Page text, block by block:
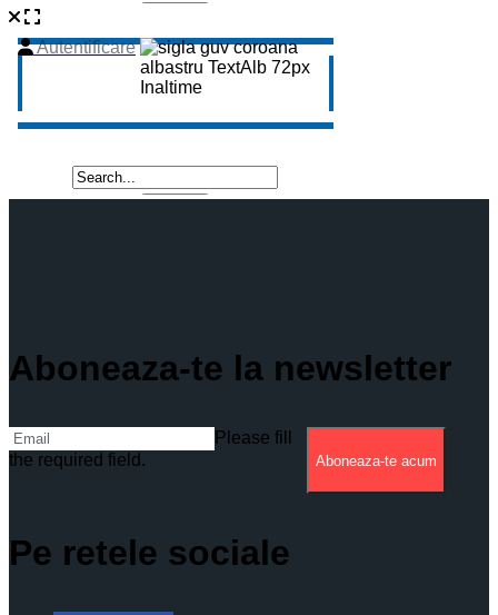
Aboneaza-te la newsletter
Please fill
the required field.
Aboneaza-te acum
Pe retele sociale